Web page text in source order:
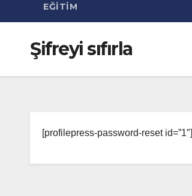
EĞITIM
Şifreyi sıfırla
[profilepress-password-reset id=”1″]